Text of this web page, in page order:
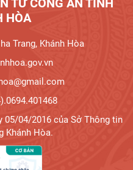
TỬ CÔNG AN TỈNH
HÒA
Trang, Khánh Hòa
05/04/2016 của Sở Thông tin
Khánh Hòa.